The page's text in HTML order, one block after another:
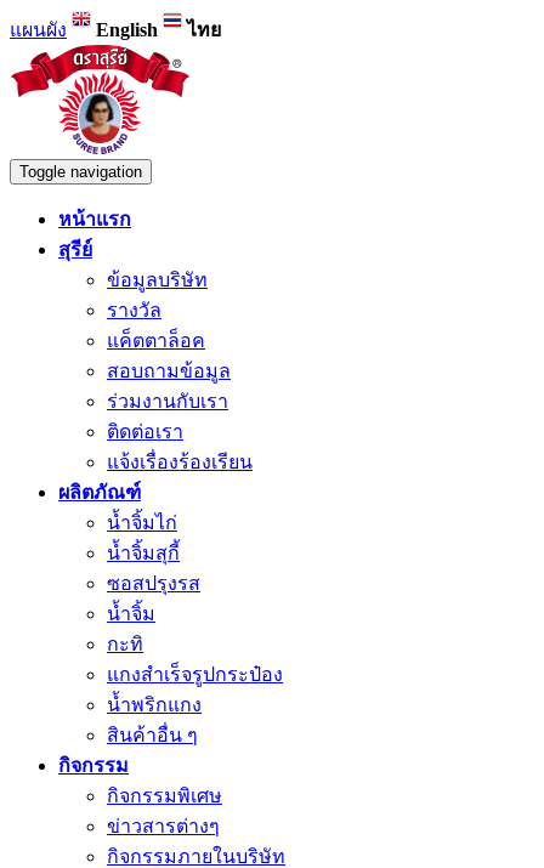
แผนผัง English ไทย
Toggle navigation
หน้าแรก
สุรีย์
ข้อมูลบริษัท
รางวัล
แค็ตตาล็อค
สอบถามข้อมูล
ร่วมงานกับเรา
ติดต่อเรา
แจ้งเรื่องร้องเรียน
ผลิตภัณฑ์
น้ำจิ้มไก่
น้ำจิ้มสุกี้
ซอสปรุงรส
น้ำจิ้ม
กะทิ
แกงสำเร็จรูปกระป๋อง
น้ำพริกแกง
สินค้าอื่น ๆ
กิจกรรม
กิจกรรมพิเศษ
ข่าวสารต่างๆ
กิจกรรมภายในบริษัท